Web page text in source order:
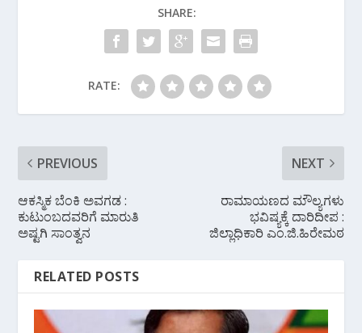
p
p
m
SHARE:
RATE:
PREVIOUS
ಆಕಸ್ಮಿಕ ಬೆಂಕಿ ಅವಗಡ :
ಕುಟುಂಬದವರಿಗೆ ಮಾರುತಿ‌
ಅಷ್ಟಗಿ‌ ಸಾಂತ್ವನ
NEXT
ರಾಮಾಯಣದ ಮೌಲ್ಯಗಳು
ಭವಿಷ್ಯಕ್ಕೆ ದಾರಿದೀಪ :
ಜಿಲ್ಲಾಧಿಕಾರಿ ಎಂ.ಜಿ.ಹಿರೇಮಠ
RELATED POSTS